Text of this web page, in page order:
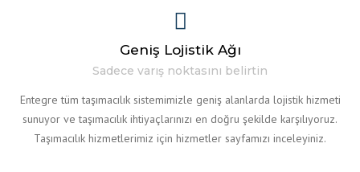
Geniş Lojistik Ağı
Sadece varış noktasını belirtin
Entegre tüm taşımacılık sistemimizle geniş alanlarda lojistik hizmeti
sunuyor ve taşımacılık ihtiyaçlarınızı en doğru şekilde karşılıyoruz.
Taşımacılık hizmetlerimiz için hizmetler sayfamızı inceleyiniz.